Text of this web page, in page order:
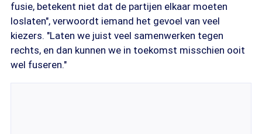
fusie, betekent niet dat de partijen elkaar moeten
loslaten", verwoordt iemand het gevoel van veel
kiezers. "Laten we juist veel samenwerken tegen
rechts, en dan kunnen we in toekomst misschien ooit
wel fuseren."